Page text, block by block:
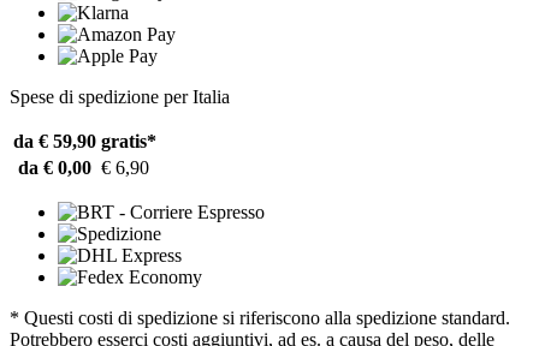
Spese di spedizione per Italia
da € 59,90 gratis*
da € 0,00 € 6,90
* Questi costi di spedizione si riferiscono alla spedizione standard.
Potrebbero esserci costi aggiuntivi, ad es. a causa del peso, delle